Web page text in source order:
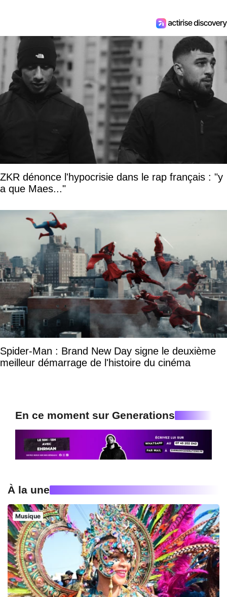
ZKR dénonce l'hypocrisie dans le rap français : "y
a que Maes..."
Spider-Man : Brand New Day signe le deuxième
meilleur démarrage de l'histoire du cinéma
En ce moment sur Generations
À la une
Musique